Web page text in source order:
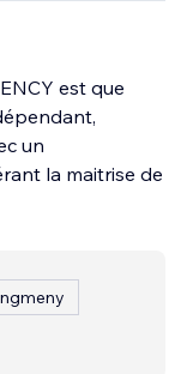
est que
un
la maitrise de